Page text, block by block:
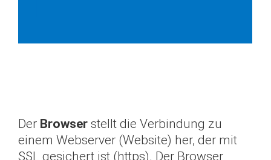
Der Browser stellt die Verbindung zu
einem Webserver (Website) her, der mit
SSL gesichert ist (https). Der Browser